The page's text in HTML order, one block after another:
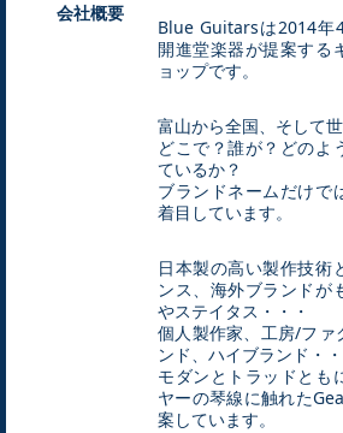
会社概要
Blue Guitarsは2014年
開進堂楽器が提案する
ョップです。
富山から全国、そして
どこで？誰が？どのよ
ているか？
ブランドネームだけで
着目しています。
日本製の高い製作技術
ンス、海外ブランドが
やステイタス・・・
個人製作家、工房/ファ
ンド、ハイブランド・・
モダンとトラッドとも
ヤーの琴線に触れた
案しています。